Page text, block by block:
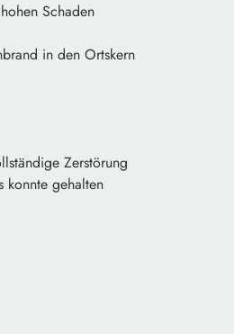
Schaden
in den Ortskern
Zerstörung
konnte gehalten